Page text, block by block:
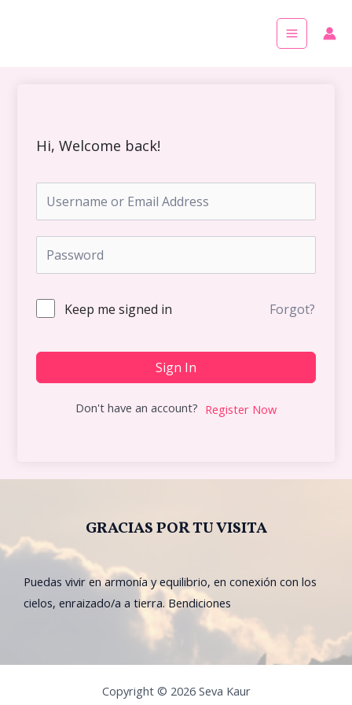
Main
Menu
Hi, Welcome back!
Keep me signed in Forgot?
Sign In
Don't have an account? Register Now
GRACIAS POR TU VISITA
Puedas vivir en armonía y equilibrio, en conexión con los
cielos, enraizado/a a tierra. Bendiciones
Copyright © 2026 Seva Kaur